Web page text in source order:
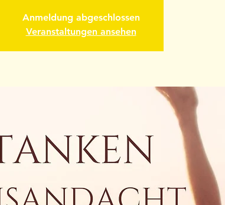
Anmeldung abgeschlossen
Veranstaltungen ansehen